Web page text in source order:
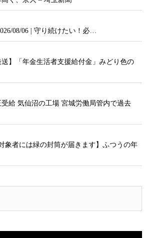
08/06 | 守り続けたい！必…
送】「年金生活者支援給付金」みどり色の
給 気仙沼の工場 宮城労働局管内で過去
象者には緑の封筒が届きます】ふつうの年